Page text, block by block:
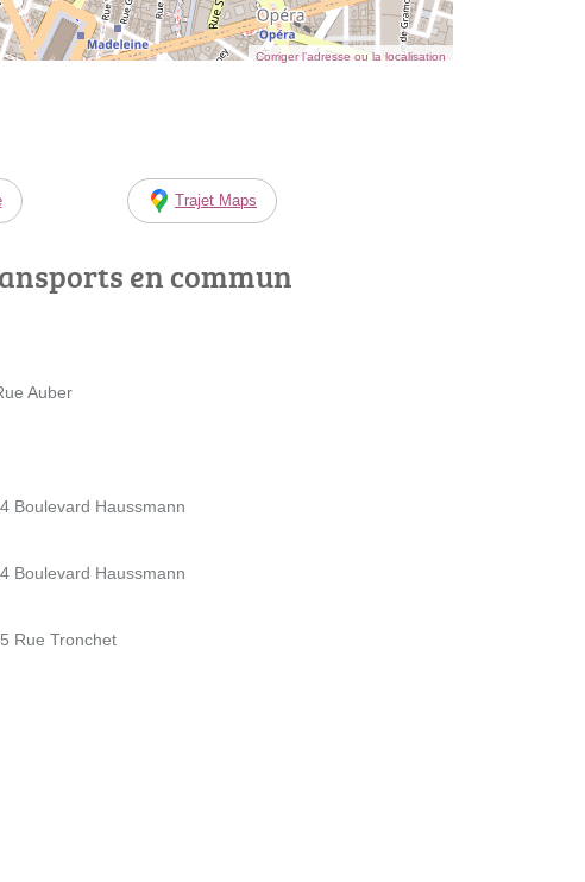
Corriger l’adresse ou la localisation
Trajet Maps
en commun
Auber
Boulevard Haussmann
Boulevard Haussmann
Rue Tronchet